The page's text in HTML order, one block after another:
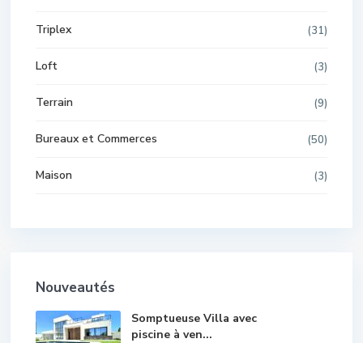
Triplex (31)
Loft (3)
Terrain (9)
Bureaux et Commerces (50)
Maison (3)
Nouveautés
Somptueuse Villa avec
piscine à ven...